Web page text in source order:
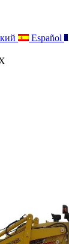
Español